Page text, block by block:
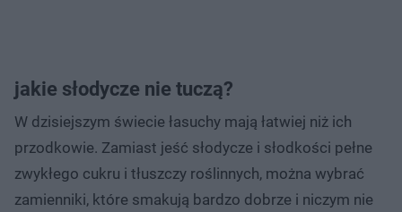
jakie słodycze nie tuczą?
W dzisiejszym świecie łasuchy mają łatwiej niż ich
przodkowie. Zamiast jeść słodycze i słodkości pełne
zwykłego cukru i tłuszczy roślinnych, można wybrać
zamienniki, które smakują bardzo dobrze i niczym nie